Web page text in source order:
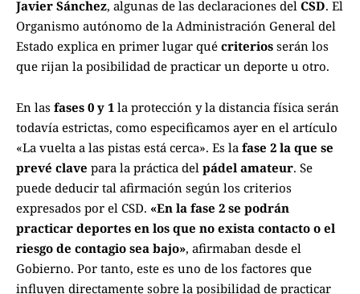
Javier Sánchez, algunas de las declaraciones del CSD. El
Organismo autónomo de la Administración General del
Estado explica en primer lugar qué criterios serán los
que rijan la posibilidad de practicar un deporte u otro.
En las fases 0 y 1 la protección y la distancia física serán
todavía estrictas, como especificamos ayer en el artículo
«La vuelta a las pistas está cerca». Es la fase 2 la que se
prevé clave para la práctica del pádel amateur. Se
puede deducir tal afirmación según los criterios
expresados por el CSD. «En la fase 2 se podrán
practicar deportes en los que no exista contacto o el
riesgo de contagio sea bajo», afirmaban desde el
Gobierno. Por tanto, este es uno de los factores que
influyen directamente sobre la posibilidad de practicar